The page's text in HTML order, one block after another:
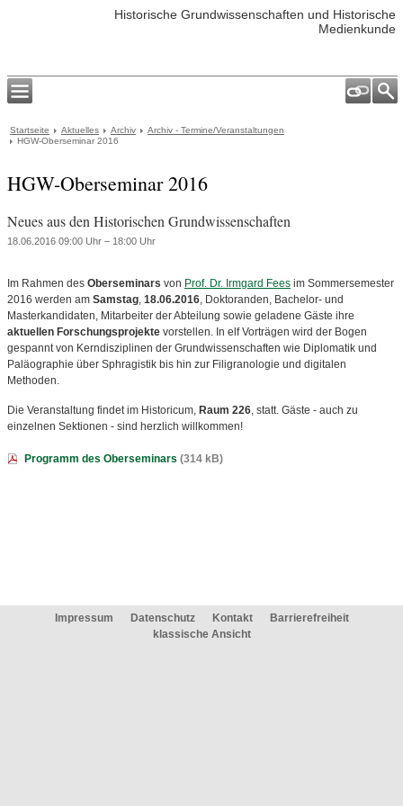
Historische Grundwissenschaften und Historische
Medienkunde
Startseite Aktuelles Archiv
Archiv - Termine/Veranstaltungen
HGW-Oberseminar 2016
HGW-Oberseminar 2016
Neues aus den Historischen Grundwissenschaften
18.06.2016 09:00 Uhr – 18:00 Uhr
Im Rahmen des Oberseminars von Prof. Dr. Irmgard Fees im Sommersemester
2016 werden am Samstag, 18.06.2016, Doktoranden, Bachelor- und
Masterkandidaten, Mitarbeiter der Abteilung sowie geladene Gäste ihre
aktuellen Forschungsprojekte vorstellen. In elf Vorträgen wird der Bogen
gespannt von Kerndisziplinen der Grundwissenschaften wie Diplomatik und
Paläographie über Sphragistik bis hin zur Filigranologie und digitalen
Methoden.
Die Veranstaltung findet im Historicum, Raum 226, statt. Gäste - auch zu
einzelnen Sektionen - sind herzlich willkommen!
Programm des Oberseminars (314 kB)
Impressum Datenschutz Kontakt
Barrierefreiheit
klassische Ansicht